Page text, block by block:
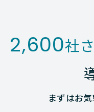
2,600社
まずはお